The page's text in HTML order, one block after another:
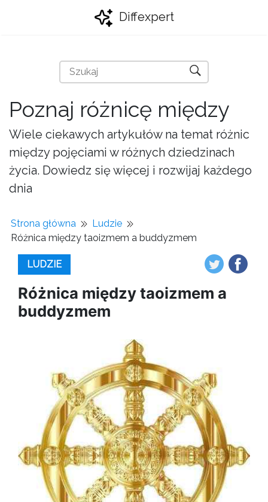
Diffexpert
Poznaj różnicę między
Wiele ciekawych artykułów na temat różnic
między pojęciami w różnych dziedzinach
życia. Dowiedz się więcej i rozwijaj każdego
dnia
Strona główna
Ludzie
Różnica między taoizmem a buddyzmem
LUDZIE
Różnica między taoizmem a
buddyzmem